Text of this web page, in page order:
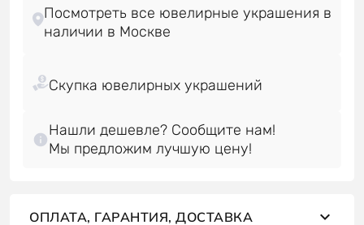
Посмотреть все ювелирные украшения в
Нашли дешевле? Сообщите нам!
Мы предложим лучшую цену!
ОПЛАТА, ГАРАНТИЯ, ДОСТАВКА